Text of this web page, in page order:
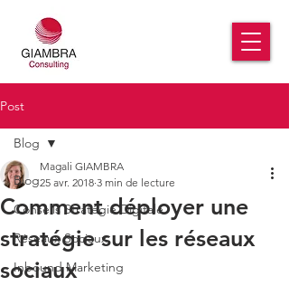
Post
Blog
Conseils Stratégie Digitale
Réseaux Sociaux
Inbound Marketing
Blog
Comment déployer une
stratégie sur les réseaux
sociaux
Magali GIAMBRA
25 avr. 2018 3 min de lecture